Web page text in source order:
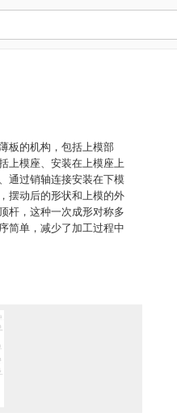
板的机构，包括上模部
上模座、安装在上模座上
通过销轴连接安装在下模
摆动后的形状和上模的外
杆，这种一次成形对称多
简单，减少了加工过程中